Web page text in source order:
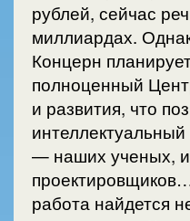
рублей, сейчас
миллиардах.
Концерн
полноценный
и развития, что
— наших ученых,
работа найдется